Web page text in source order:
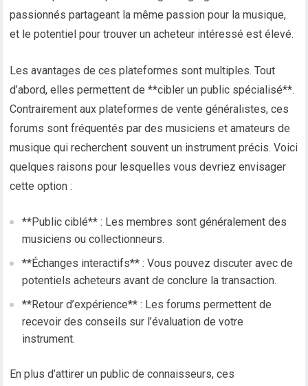
passionnés partageant la même passion pour la musique,
et le potentiel pour trouver un acheteur intéressé est élevé.
Les avantages de ces plateformes sont multiples. Tout
d’abord, elles permettent de **cibler un public spécialisé**.
Contrairement aux plateformes de vente généralistes, ces
forums sont fréquentés par des musiciens et amateurs de
musique qui recherchent souvent un instrument précis. Voici
quelques raisons pour lesquelles vous devriez envisager
cette option :
**Public ciblé** : Les membres sont généralement des
musiciens ou collectionneurs.
**Échanges interactifs** : Vous pouvez discuter avec de
potentiels acheteurs avant de conclure la transaction.
**Retour d’expérience** : Les forums permettent de
recevoir des conseils sur l’évaluation de votre
instrument.
En plus d’attirer un public de connaisseurs, ces